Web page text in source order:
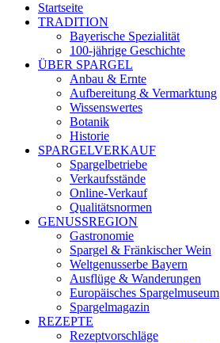
Startseite
TRADITION
Bayerische Spezialität
100-jährige Geschichte
ÜBER SPARGEL
Anbau & Ernte
Aufbereitung & Vermarktung
Wissenswertes
Botanik
Historie
SPARGELVERKAUF
Spargelbetriebe
Verkaufsstände
Online-Verkauf
Qualitätsnormen
GENUSSREGION
Gastronomie
Spargel & Fränkischer Wein
Weltgenusserbe Bayern
Ausflüge & Wanderungen
Europäisches Spargelmuseum
Spargelmagazin
REZEPTE
Rezeptvorschläge